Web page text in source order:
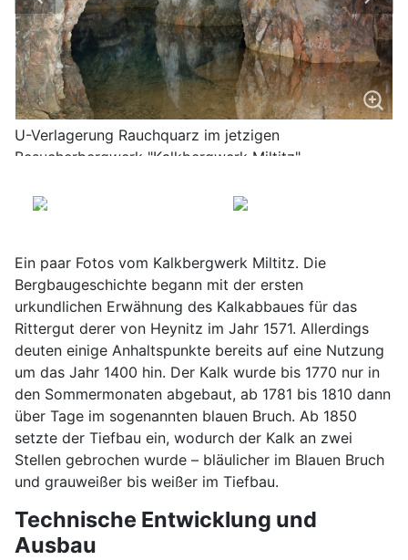
U-Verlagerung Rauchquarz im jetzigen
Besucherbergwerk "Kalkbergwerk Miltitz"
Ein paar Fotos vom Kalkbergwerk Miltitz. Die
Bergbaugeschichte begann mit der ersten
urkundlichen Erwähnung des Kalkabbaues für das
Rittergut derer von Heynitz im Jahr 1571. Allerdings
deuten einige Anhaltspunkte bereits auf eine Nutzung
um das Jahr 1400 hin. Der Kalk wurde bis 1770 nur in
den Sommermonaten abgebaut, ab 1781 bis 1810 dann
über Tage im sogenannten blauen Bruch. Ab 1850
setzte der Tiefbau ein, wodurch der Kalk an zwei
Stellen gebrochen wurde – bläulicher im Blauen Bruch
und grauweißer bis weißer im Tiefbau.
Technische Entwicklung und
Ausbau